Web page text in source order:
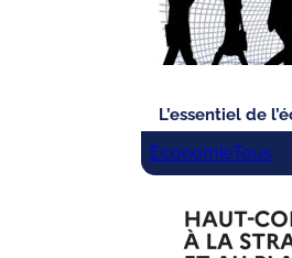
L’essentiel de
EconomieTous